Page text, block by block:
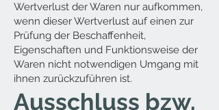
Wertverlust der Waren nur aufkommen,
wenn dieser Wertverlust auf einen zur
Prüfung der Beschaffenheit,
Eigenschaften und Funktionsweise der
Waren nicht notwendigen Umgang mit
ihnen zurückzuführen ist.
Ausschluss bzw.